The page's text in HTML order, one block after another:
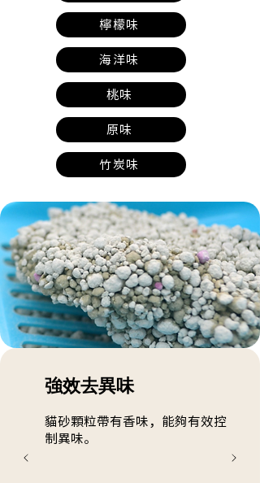
檸檬味
海洋味
桃味
原味
竹炭味
強效去異味
貓砂顆粒帶有香味，能夠有效控
制異味。